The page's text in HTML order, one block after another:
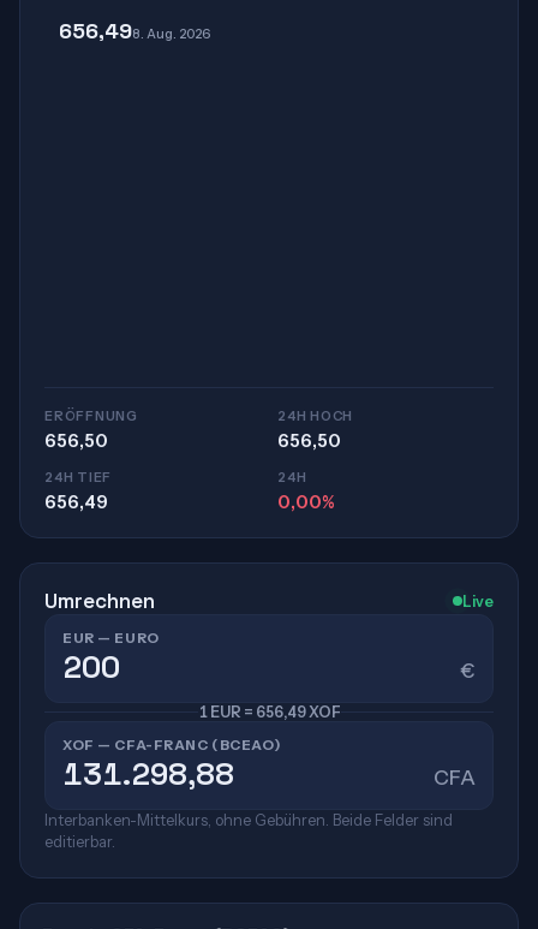
656,498. Aug. 2026
ERÖFFNUNG
656,50
24H HOCH
656,50
24H TIEF
656,49
24H
0,00%
Umrechnen Live
EUR — EURO
€
1 EUR = 656,49 XOF
XOF — CFA-FRANC (BCEAO)
CFA
Interbanken-Mittelkurs, ohne Gebühren. Beide Felder sind
editierbar.